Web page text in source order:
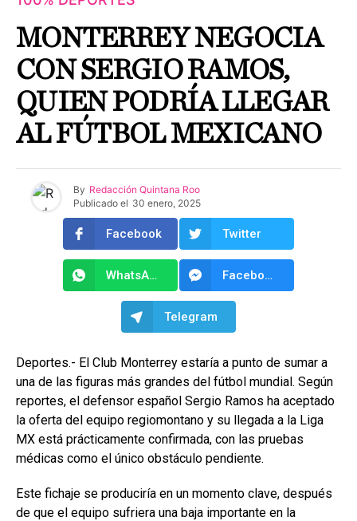
MONTERREY NEGOCIA
CON SERGIO RAMOS,
QUIEN PODRÍA LLEGAR
AL FÚTBOL MEXICANO
By Redacción Quintana Roo
Publicado el 30 enero, 2025
Facebook Twitter
WhatsApp Facebook Messenger
Telegram
Deportes.- El Club Monterrey estaría a punto de sumar a
una de las figuras más grandes del fútbol mundial. Según
reportes, el defensor español Sergio Ramos ha aceptado
la oferta del equipo regiomontano y su llegada a la Liga
MX está prácticamente confirmada, con las pruebas
médicas como el único obstáculo pendiente.
Este fichaje se produciría en un momento clave, después
de que el equipo sufriera una baja importante en la